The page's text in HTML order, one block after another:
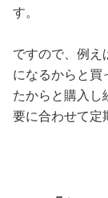
す。
ですので、例え
になるからと買
たからと購入し
要に合わせて定